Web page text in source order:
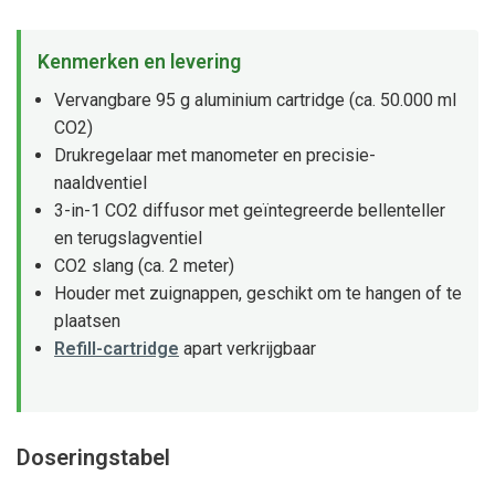
Kenmerken en levering
Vervangbare 95 g aluminium cartridge (ca. 50.000 ml
CO2)
Drukregelaar met manometer en precisie-
naaldventiel
3-in-1 CO2 diffusor met geïntegreerde bellenteller
en terugslagventiel
CO2 slang (ca. 2 meter)
Houder met zuignappen, geschikt om te hangen of te
plaatsen
Refill-cartridge apart verkrijgbaar
Doseringstabel